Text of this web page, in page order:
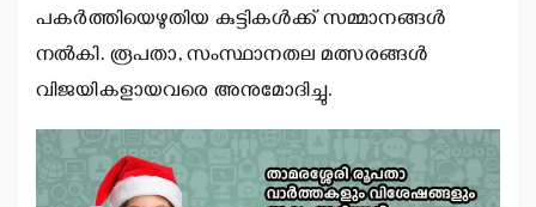
പകര്‍ത്തിയെഴുതിയ കുട്ടികള്‍ക്ക് സമ്മാനങ്ങള്‍
നല്‍കി. രൂപതാ, സംസ്ഥാനതല മത്സരങ്ങള്‍
വിജയികളായവരെ അനുമോദിച്ചു.